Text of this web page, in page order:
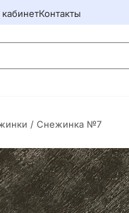
Контакты
/ Снежинка №7